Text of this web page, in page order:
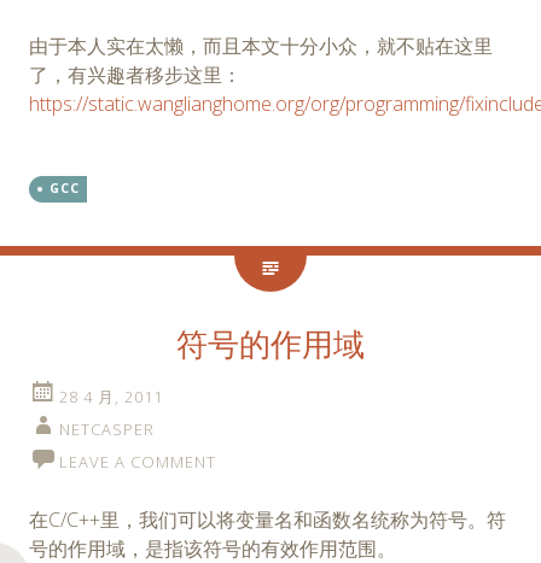
由于本人实在太懒，而且本文十分小众，就不贴在这里
了，有兴趣者移步这里：
https://static.wanglianghome.org/org/programming/
GCC
符号的作用域
28 4 月, 2011
NETCASPER
LEAVE A COMMENT
在C/C++里，我们可以将变量名和函数名统称为符号。符
号的作用域，是指该符号的有效作用范围。